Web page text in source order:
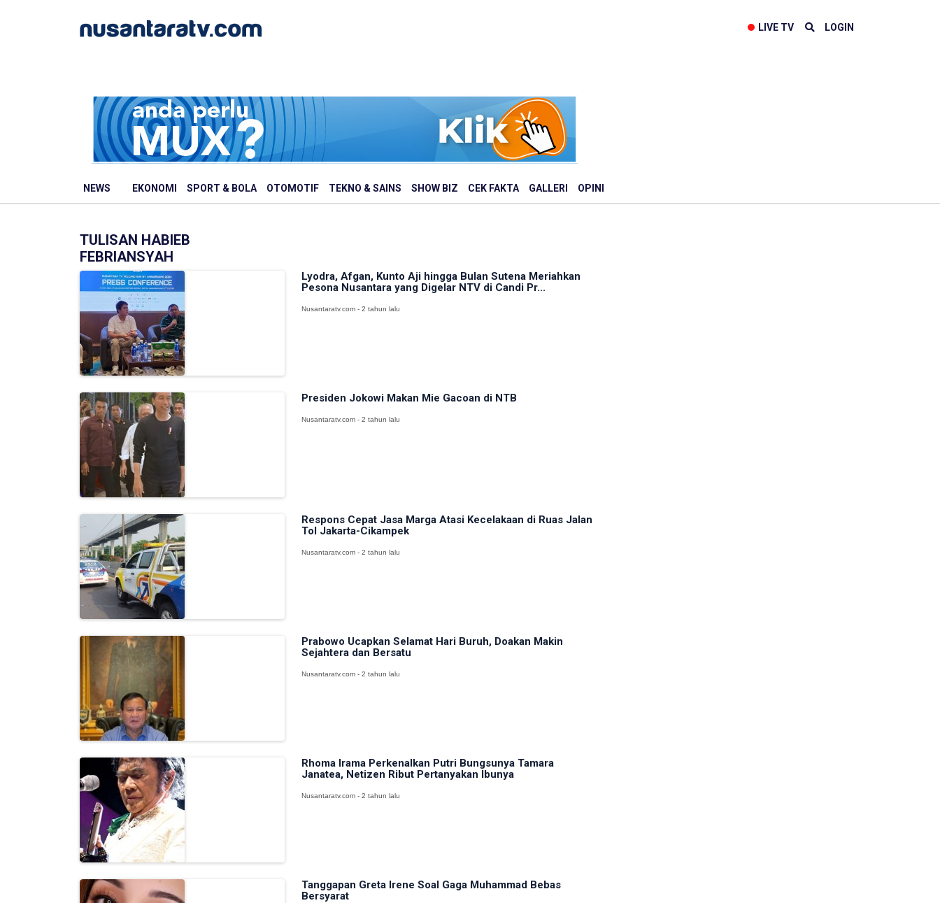
LIVE TV LOGIN
NEWS EKONOMI SPORT & BOLA OTOMOTIF TEKNO & SAINS SHOW BIZ CEK FAKTA GALLERI OPINI
TULISAN HABIEB
FEBRIANSYAH
Lyodra, Afgan, Kunto Aji hingga Bulan Sutena Meriahkan
Pesona Nusantara yang Digelar NTV di Candi Pr...
Nusantaratv.com - 2 tahun lalu
Presiden Jokowi Makan Mie Gacoan di NTB
Nusantaratv.com - 2 tahun lalu
Respons Cepat Jasa Marga Atasi Kecelakaan di Ruas Jalan
Tol Jakarta-Cikampek
Nusantaratv.com - 2 tahun lalu
Prabowo Ucapkan Selamat Hari Buruh, Doakan Makin
Sejahtera dan Bersatu
Nusantaratv.com - 2 tahun lalu
Rhoma Irama Perkenalkan Putri Bungsunya Tamara
Janatea, Netizen Ribut Pertanyakan Ibunya
Nusantaratv.com - 2 tahun lalu
Tanggapan Greta Irene Soal Gaga Muhammad Bebas
Bersyarat